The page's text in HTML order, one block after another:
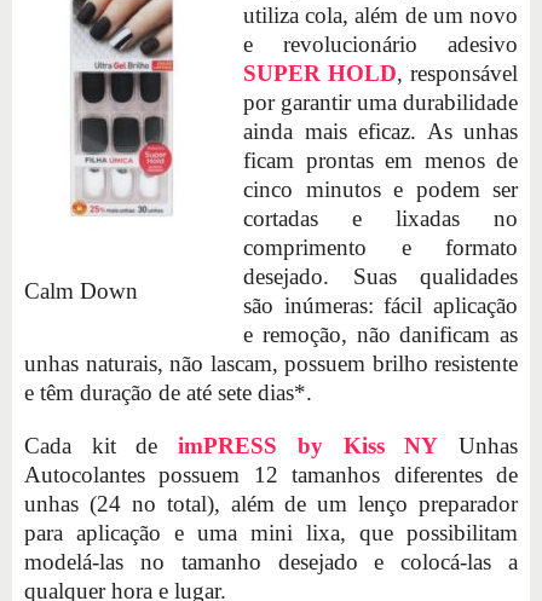
Calm Down
utiliza cola, além de um novo
e revolucionário adesivo
SUPER HOLD, responsável
por garantir uma durabilidade
ainda mais eficaz. As unhas
ficam prontas em menos de
cinco minutos e podem ser
cortadas e lixadas no
comprimento e formato
desejado. Suas qualidades
são inúmeras: fácil aplicação
e remoção, não danificam as
unhas naturais, não lascam, possuem brilho resistente
e têm duração de até sete dias*.
Cada kit deimPRESS by Kiss NY Unhas
Autocolantes possuem 12 tamanhos diferentes de
unhas (24 no total), além de um lenço preparador
para aplicação e uma mini lixa, que possibilitam
modelá-las no tamanho desejado e colocá-las a
qualquer hora e lugar.